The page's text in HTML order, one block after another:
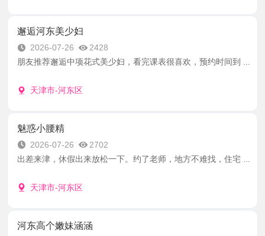
邂逅河东美少妇
2026-07-26
2428
朋友推荐邂逅中项花式美少妇，看完课表很喜欢，预约时间到 ...
天津市-河东区
魅惑小腰精
2026-07-26
2702
出差来津，休假出来放松一下。约了老师，地方不难找，住宅 ...
天津市-河东区
河东高个嫩妹涵涵